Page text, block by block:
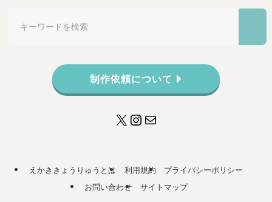
制作依頼について
X Instagram
メール
えかききょうりゅうとは 利用規約
プライバシーポリシー
お問い合わせ
サイトマップ